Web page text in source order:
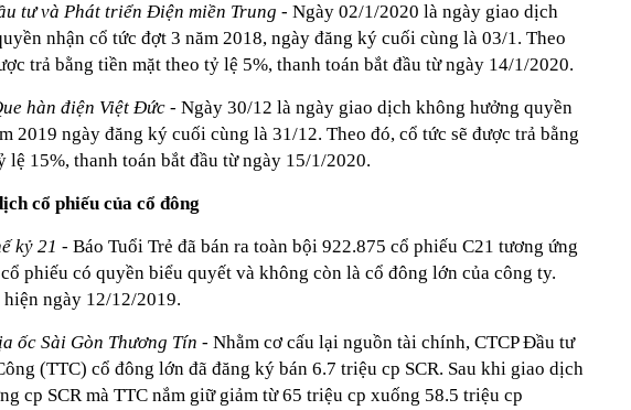
tư và Phát triển Điện miền Trung - Ngày 02/1/2020 là ngày giao dịch
nhận cổ tức đợt 3 năm 2018, ngày đăng ký cuối cùng là 03/1. Theo
trả bằng tiền mặt theo tỷ lệ 5%, thanh toán bắt đầu từ ngày 14/1/2020.
hàn điện Việt Đức - Ngày 30/12 là ngày giao dịch không hưởng quyền
2019 ngày đăng ký cuối cùng là 31/12. Theo đó, cổ tức sẽ được trả bằng
lệ 15%, thanh toán bắt đầu từ ngày 15/1/2020.
cổ phiếu của cổ đông
kỷ 21 - Báo Tuổi Trẻ đã bán ra toàn bội 922.875 cổ phiếu C21 tương ứng
phiếu có quyền biểu quyết và không còn là cổ đông lớn của công ty.
ngày 12/12/2019.
ốc Sài Gòn Thương Tín - Nhằm cơ cấu lại nguồn tài chính, CTCP Đầu tư
(TTC) cổ đông lớn đã đăng ký bán 6.7 triệu cp SCR. Sau khi giao dịch
cp SCR mà TTC nắm giữ giảm từ 65 triệu cp xuống 58.5 triệu cp